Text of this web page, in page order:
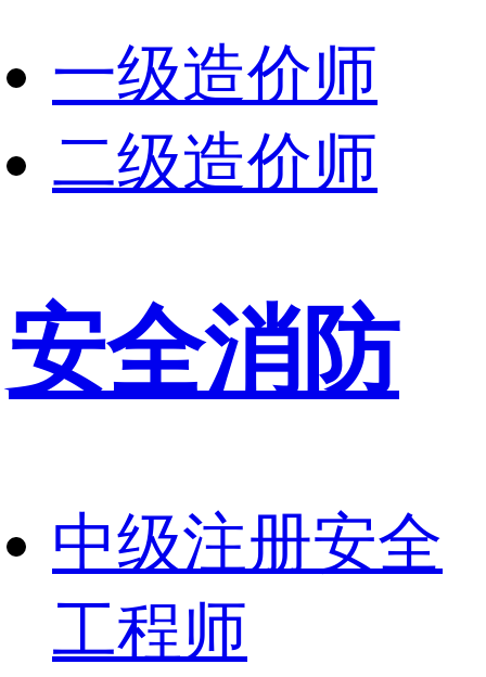
一级造价师
二级造价师
安全消防
中级注册安全
工程师